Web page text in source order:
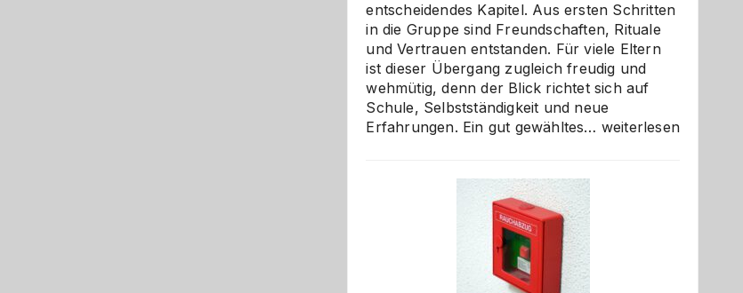
entscheidendes Kapitel. Aus ersten Schritten
in die Gruppe sind Freundschaften, Rituale
und Vertrauen entstanden. Für viele Eltern
ist dieser Übergang zugleich freudig und
wehmütig, denn der Blick richtet sich auf
Schule, Selbstständigkeit und neue
Erfahrungen. Ein gut gewähltes… Abschied
weiterlesen